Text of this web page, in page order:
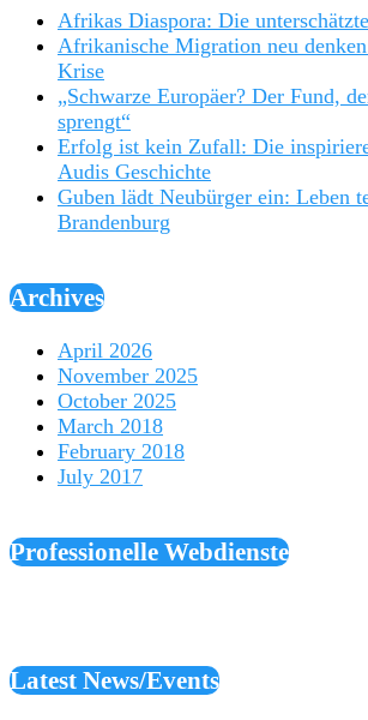
Afrikas Diaspora: Die
Afrikanische Migration neu
Krise
„Schwarze Europäer? Der Fund,
sprengt“
Erfolg ist kein Zufall: Die
Audis Geschichte
Guben lädt Neubürger ein: Leben
Brandenburg
Archives
April 2026
November 2025
October 2025
March 2018
February 2018
July 2017
Professionelle Webdienste
Latest News/Events